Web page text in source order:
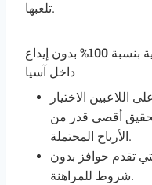
تلعبها.
أنواع مختلفة من الدورات المجانية بنسبة 100% بدون إيداع
داخل آسيا
على اللاعبين الاختيار
أقصى قدر من
الأرباح المحتملة.
تقدم حوافز بدون
شروط للمراهنة.